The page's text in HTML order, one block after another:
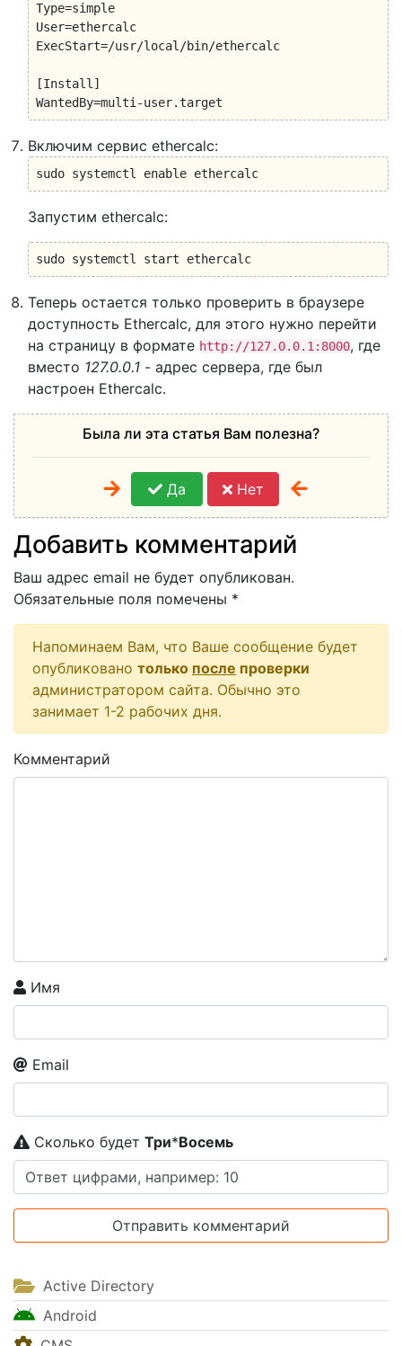
Type=simple
User=ethercalc
ExecStart=/usr/local/bin/ethercalc
[Install]
WantedBy=multi-user.target
Включим сервис ethercalc:
sudo systemctl enable ethercalc
Запустим ethercalc:
sudo systemctl start ethercalc
Теперь остается только проверить в браузере
доступность Ethercalc, для этого нужно перейти
на страницу в формате http://127.0.0.1:8000, где
вместо 127.0.0.1 - адрес сервера, где был
настроен Ethercalc.
Была ли эта статья Вам полезна?
Да Нет
Добавить комментарий
Ваш адрес email не будет опубликован.
Обязательные поля помечены *
Напоминаем Вам, что Ваше сообщение будет
опубликовано только после проверки
администратором сайта. Обычно это
занимает 1-2 рабочих дня.
Комментарий
Имя
Email
Сколько будет Tpи*Boceмь
Active Directory
Android